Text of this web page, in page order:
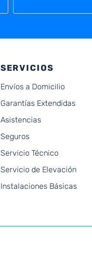
SERVICIOS
Envíos a Domicilio
Garantías Extendidas
Asistencias
Seguros
Servicio Técnico
Servicio de Elevación
Instalaciones Básicas